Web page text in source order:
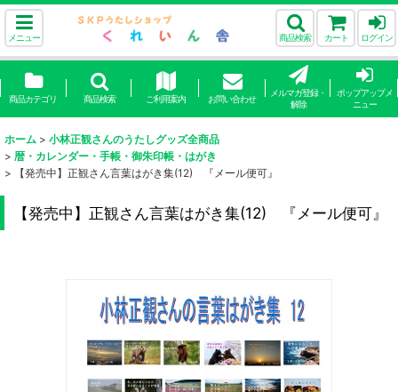
メニュー 商品検索 カート ログイン
商品カテゴリ 商品検索 ご利用案内 お問い合わせ
メルマガ登録・
解除
ポップアップメ
ニュー
ホーム > 小林正観さんのうたしグッズ全商品
> 暦・カレンダー・手帳・御朱印帳・はがき
>
【発売中】正観さん言葉はがき集(12) 『メール便可』
【発売中】正観さん言葉はがき集(12) 『メール便可』